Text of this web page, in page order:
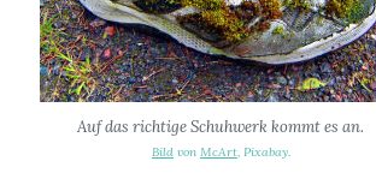
Auf das richtige Schuhwerk kommt es an.
Bildvon McArt, Pixabay.